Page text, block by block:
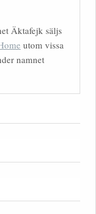
Äktafejk säljs
utom vissa
namnet